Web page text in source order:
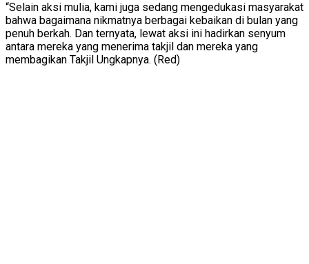
“Selain aksi mulia, kami juga sedang mengedukasi masyarakat
bahwa bagaimana nikmatnya berbagai kebaikan di bulan yang
penuh berkah. Dan ternyata, lewat aksi ini hadirkan senyum
antara mereka yang menerima takjil dan mereka yang
membagikan Takjil Ungkapnya. (Red)